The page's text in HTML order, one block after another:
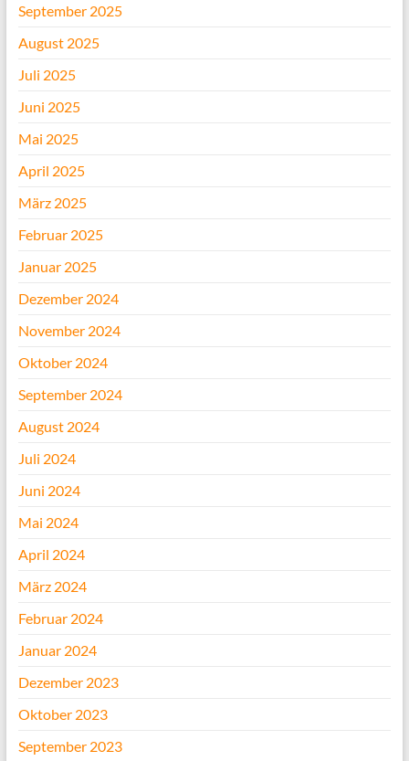
September 2025
August 2025
Juli 2025
Juni 2025
Mai 2025
April 2025
März 2025
Februar 2025
Januar 2025
Dezember 2024
November 2024
Oktober 2024
September 2024
August 2024
Juli 2024
Juni 2024
Mai 2024
April 2024
März 2024
Februar 2024
Januar 2024
Dezember 2023
Oktober 2023
September 2023